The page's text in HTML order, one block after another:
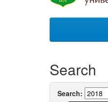
Search
Search: